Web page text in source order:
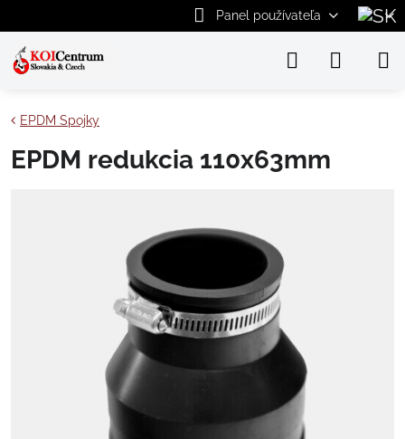
Panel používateľa
EPDM Spojky
EPDM redukcia 110x63mm